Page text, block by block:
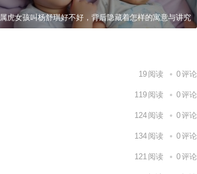
属虎女孩叫杨舒琪好不好，背后隐藏着怎样的寓意与讲究
19 阅读 0评论
119 阅读 0评论
124 阅读 0评论
134 阅读 0评论
121 阅读 0评论